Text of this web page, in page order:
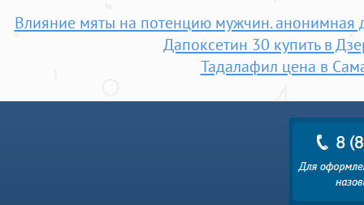
Влияние мяты на потенцию мужчин. анонимная
Дапоксетин 30 купить в
Тадалафил цена в